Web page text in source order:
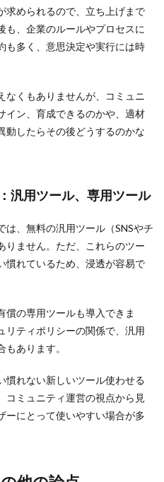
求められるので、立ち上げまで
も、企業のルールやプロセスに
も多く、意思決定や実行には時
なくもありませんが、コミュニ
イン、育成できるのかや、適材
動したらその後どうするのかな
汎用ツール、専用ツール
は、無料の汎用ツール（SNSやチ
りません。ただ、これらのツー
慣れているため、浸透が容易で
償の専用ツールも導入できま
リティポリシーの関係で、汎用
あります。
慣れない新しいツール使わせる
コミュニティ運営の視点から見
ーにとって使いやすい場合が多